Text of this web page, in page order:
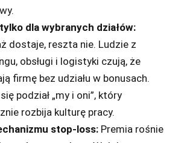
dla wybranych działów:
dostaje, reszta nie. Ludzie z
obsługi i logistyki czują, że
firmę bez udziału w bonusach.
podział „my i oni”, który
rozbija kulturę pracy.
stop-loss: Premia rośnie